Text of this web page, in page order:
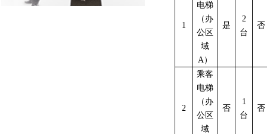
1
电梯
（办
公区
域
A）
是
2
台
否
2
乘客
电梯
（办
公区
域
否
1
台
否